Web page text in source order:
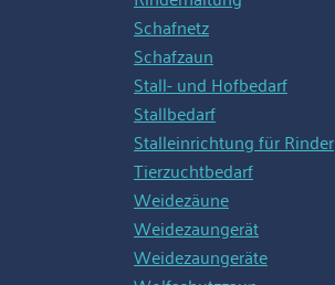
Schafnetz
Schafzaun
Stall- und Hofbedarf
Stallbedarf
Stalleinrichtung für Rinder
Tierzuchtbedarf
Weidezäune
Weidezaungerät
Weidezaungeräte